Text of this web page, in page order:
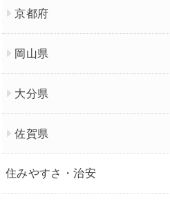
京都府
岡山県
大分県
佐賀県
住みやすさ・治安